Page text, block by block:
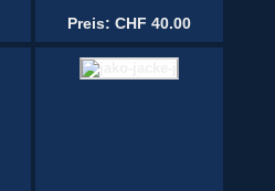
Preis: CHF 40.00